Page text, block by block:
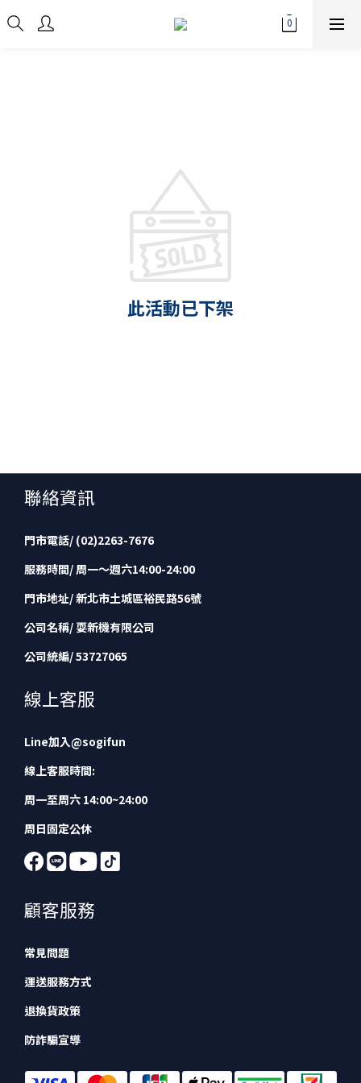
此活動已下架
聯絡資訊
門市電話/ (02)2263-7676
服務時間/ 周一～週六14:00-24:00
門市地址/ 新北市土城區裕民路56號
公司名稱/ 耍新機有限公司
公司統編/ 53727065
線上客服
Line加入@sogifun
線上客服時間:
周一至周六 14:00~24:00
周日固定公休
顧客服務
常見問題
運送服務方式
退換貨政策
防詐騙宣導